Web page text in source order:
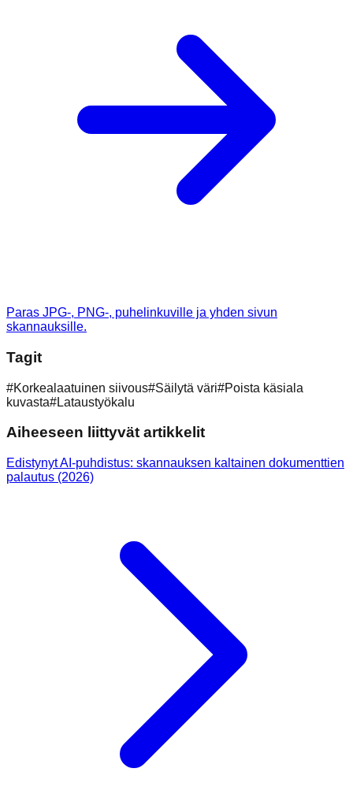
Paras JPG-, PNG-, puhelinkuville ja yhden sivun
skannauksille.
Tagit
#Korkealaatuinen siivous#Säilytä väri#Poista käsiala
kuvasta#Lataustyökalu
Aiheeseen liittyvät artikkelit
Edistynyt AI-puhdistus: skannauksen kaltainen dokumenttien
palautus (2026)